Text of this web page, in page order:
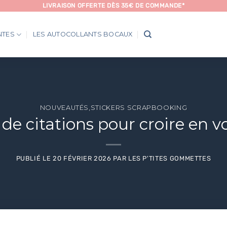
LIVRAISON OFFERTE DÈS 35€ DE COMMANDE*
LES AUTOCOLLANTS BOCAUX
NOUVEAUTÉS STICKERS SCRAPBOOKING
citations pour croire en
PUBLIÉ LE 20 FÉVRIER 2026 PAR LES P'TITES GOMMETTES